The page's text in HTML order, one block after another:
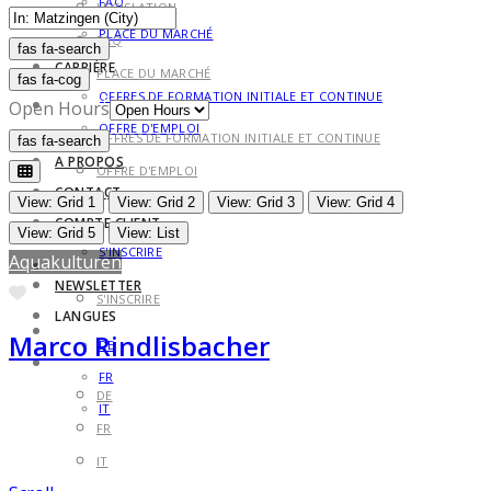
PLACE DU MARCHÉ
CARRIÈRE
OFFRES DE FORMATION INITIALE ET CONTINUE
OFFRE D'EMPLOI
A PROPOS
CONTACT
COMPTE CLIENT
S'INSCRIRE
NEWSLETTER
LANGUES
DE
FR
IT
LÉGISLATION
FAQ
PLACE DU MARCHÉ
CARRIÈRE
OFFRES DE FORMATION INITIALE ET CONTINUE
OFFRE D'EMPLOI
A PROPOS
CONTACT
COMPTE CLIENT
S'INSCRIRE
LANGUES
DE
FR
IT
fas fa-searchfas fa-search
fas fa-cog
Open Hours
fas fa-searchfas fa-search
View: Grid 1 View: Grid 2 View: Grid 3
View: Grid 4
View: Grid 5
View: List
Aquakulturen
Favorite
Marco Rindlisbacher